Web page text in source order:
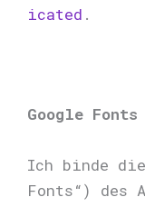
icated .
Google Fonts
Ich binde
Fonts“) des